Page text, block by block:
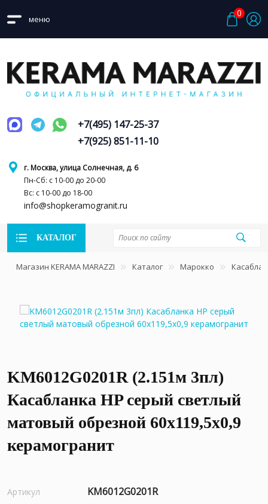
меню
0
г. Москва, улица Солнечная, д. 6
Пн-Сб: с 10-00 до 20-00
Вс: с 10-00 до 18-00
info@shopkeramogranit.ru
+7(495) 147-25-37
+7(925) 851-11-10
КАТАЛОГ
Магазин KERAMA MARAZZI Каталог Марокко
KM6012G0201R (2.151м 3пл)
Касабланка HP серый светлый
матовый обрезной 60x119,5x0,9
керамогранит
Артикул KM6012G0201R